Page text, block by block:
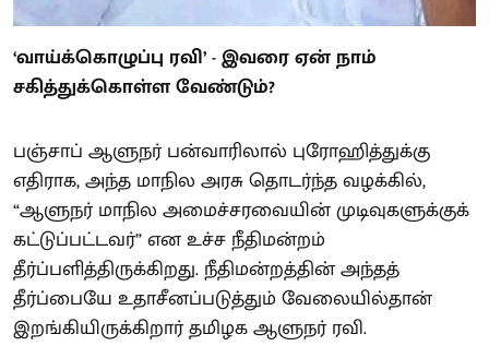
‘வாய்க்கொழுப்பு ரவி’ - இவரை ஏன் நாம்
சகித்துக்கொள்ள வேண்டும்?
பஞ்சாப் ஆளுநர் பன்வாரிலால் புரோஹித்துக்கு
எதிராக, அந்த மாநில அரசு தொடர்ந்த வழக்கில்,
“ஆளுநர் மாநில அமைச்சரவையின் முடிவுகளுக்குக்
கட்டுப்பட்டவர்” என உச்ச நீதிமன்றம்
தீர்ப்பளித்திருக்கிறது. நீதிமன்றத்தின் அந்தத்
தீர்ப்பையே உதாசீனப்படுத்தும் வேலையில்தான்
இறங்கியிருக்கிறார் தமிழக ஆளுநர் ரவி.